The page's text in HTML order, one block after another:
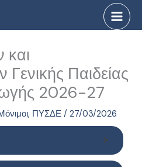
και
Παιδείας
2026-27
, ΠΥΣΔΕ /27/03/2026